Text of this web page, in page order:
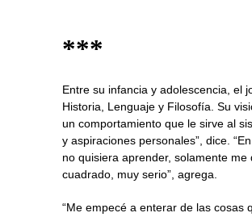
***
Entre su infancia y adolescencia, el
Historia, Lenguaje y Filosofía. Su
un comportamiento que le sirve al
y aspiraciones personales”, dice.
no quisiera aprender, solamente
cuadrado, muy serio”, agrega.
“Me empecé a enterar de las cosas